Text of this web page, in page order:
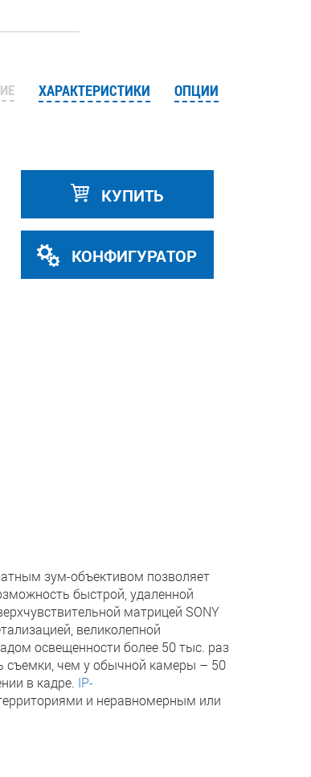
ХАРАКТЕРИСТИКИ ОПЦИИ
КУПИТЬ
КОНФИГУРАТОР
зум-объективом позволяет
быстрой, удаленной
матрицей SONY
великолепной
освещенности более 50 тыс. раз
съемки, чем у обычной камеры – 50
в кадре. IP-
и неравномерным или